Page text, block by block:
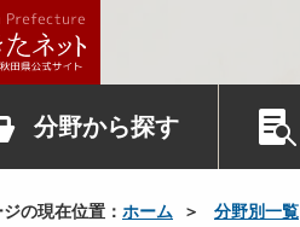
分野から探す
の現在位置： ホーム 分野別一覧